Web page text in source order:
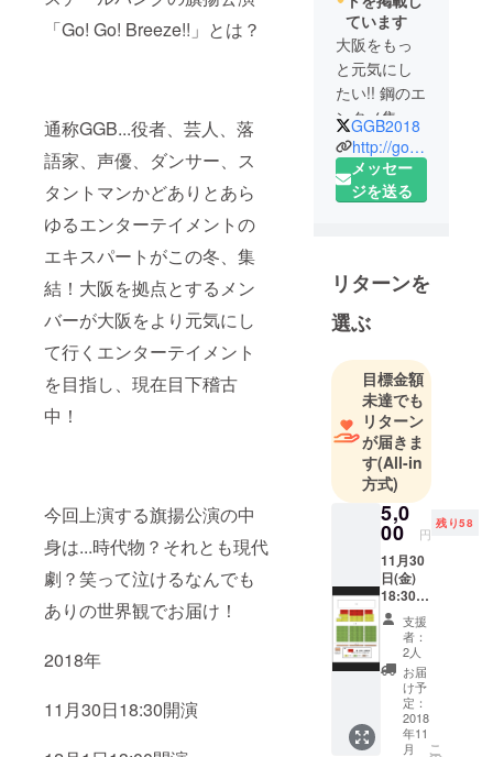
「Go! Go! Breeze!!」とは？
通称GGB...役者、芸人、落
語家、声優、ダンサー、ス
タントマンかどありとあら
ゆるエンターテイメントの
エキスパートがこの冬、集
結！大阪を拠点とするメン
バーが大阪をより元気にし
て行くエンターテイメント
を目指し、現在目下稽古
中！
今回上演する旗揚公演の中
身は...時代物？それとも現代
劇？笑って泣けるなんでも
ありの世界観でお届け！
2018年
11月30日18:30開演
ています
大阪をもっ
と元気にし
たい!! 鋼のエ
ンタメ集団
がお届けす
る舞台・
ワーク
阪は阿倍野
から始まる
新感覚エン
ターテイメ
ント」を
テーマとし
た2018年12
月の旗揚げ
公演に向け
て活動して
おります。
GGB2018
http://gogo-breeze.com
メッセー
ジを送る
リターンを
選ぶ
目標金額
未達でも
リターン
が届きま
す(All-in
方式)
5,0
00 円
残り58
11月30
日(金)
18:30-
20:30の
公演の
SS席 ※
子ども
割引適
応はご
ざいま
せん。4
支援
者：
2人
お届
け予
定：
2018
年11
月
こ